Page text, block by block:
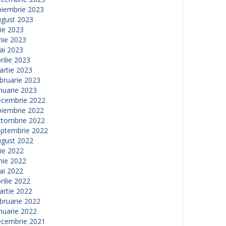
2023
2023
2023
2023
2023
2023
2023
2023
2023
2022
2022
2022
2022
2022
2022
2022
2022
2022
2022
2022
2022
2021